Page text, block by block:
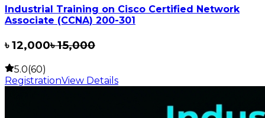
Industrial Training on Cisco Certified Network
Associate (CCNA) 200-301
৳12,000৳15,000
5.0(60)
RegistrationView Details